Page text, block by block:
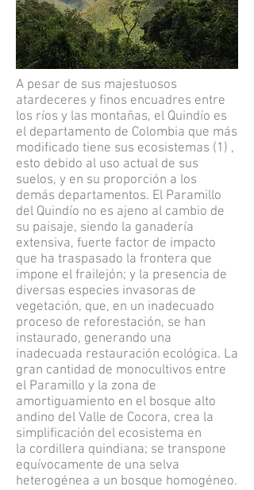
A pesar de sus majestuosos
atardeceres y finos encuadres entre
los ríos y las montañas, el Quindío es
el departamento de Colombia que más
modificado tiene sus ecosistemas (1) ,
esto debido al uso actual de sus
suelos, y en su proporción a los
demás departamentos. El Paramillo
del Quindío no es ajeno al cambio de
su paisaje, siendo la ganadería
extensiva, fuerte factor de impacto
que ha traspasado la frontera que
impone el frailejón; y la presencia de
diversas especies invasoras de
vegetación, que, en un inadecuado
proceso de reforestación, se han
instaurado, generando una
inadecuada restauración ecológica. La
gran cantidad de monocultivos entre
el Paramillo y la zona de
amortiguamiento en el bosque alto
andino del Valle de Cocora, crea la
simplificación del ecosistema en
la cordillera quindiana; se transpone
equívocamente de una selva
heterogénea a un bosque homogéneo.